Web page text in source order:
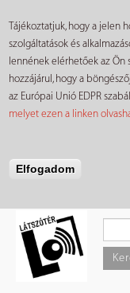
Tájékoztatjuk, hogy a jelen
szolgáltatások és
lennének elérhetőek az Ön
hozzájárul, hogy a
az Európai Unió EDPR
melyet ezen a linken
Elfogadom
tartalomra